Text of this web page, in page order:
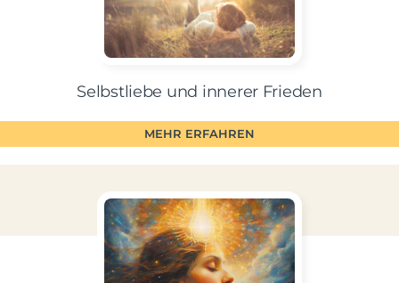
Selbstliebe und innerer Frieden
MEHR ERFAHREN